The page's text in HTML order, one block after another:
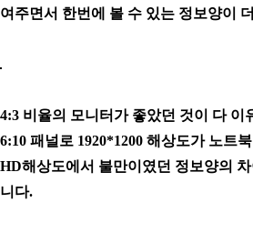
여주면서 한번에 볼 수 있는 정보양이
4:3 비율의 모니터가 좋았던 것이 다 이
6:10 패널로 1920*1200 해상도가 노트
HD해상도에서 불만이였던 정보양의
니다.